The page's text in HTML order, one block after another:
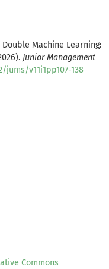
Machine Learning:
Junior Management
v11i1pp107-138
Commons